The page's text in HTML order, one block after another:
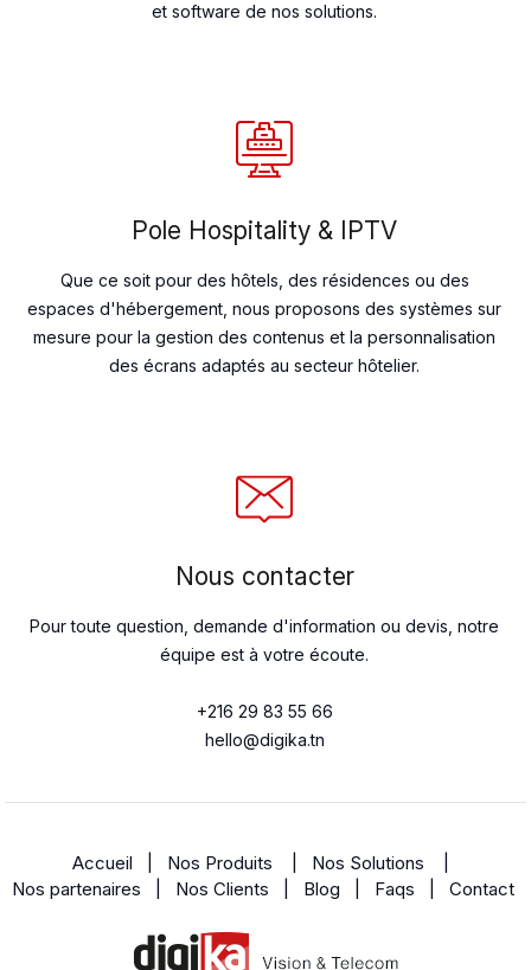
et software de nos solutions.
Pole Hospitality & IPTV
Que ce soit pour des hôtels, des résidences ou des
espaces d'hébergement, nous proposons des systèmes sur
mesure pour la gestion des contenus et la personnalisation
des écrans adaptés au secteur hôtelier.
Nous contacter
Pour toute question, demande d'information ou devis, notre
équipe est à votre écoute.
+216 29 83 55 66
hello@digika.tn
Accueil Nos Produits Nos Solutions
Nos partenaires
Nos Clients Blog Faqs Contact